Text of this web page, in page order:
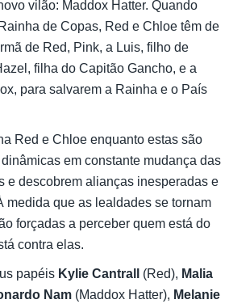
vilão: Maddox Hatter. Quando
de Copas, Red e Chloe têm de
de Red, Pink, a Luis, filho de
filha do Capitão Gancho, e a
para salvarem a Rainha e o País
Red e Chloe enquanto estas são
em constante mudança das
e descobrem alianças inesperadas e
medida que as lealdades se tornam
forçadas a perceber quem está do
contra elas.
papéis Kylie Cantrall (Red), Malia
Nam (Maddox Hatter), Melanie